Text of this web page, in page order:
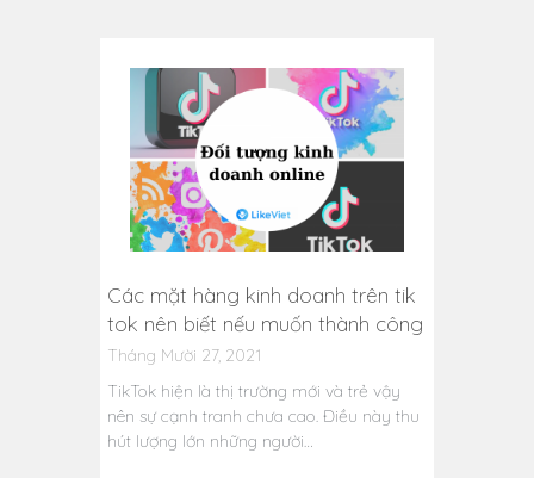
Các mặt hàng kinh doanh trên tik
tok nên biết nếu muốn thành công
Tháng Mười 27, 2021
TikTok hiện là thị trường mới và trẻ vậy
nên sự cạnh tranh chưa cao. Điều này thu
hút lượng lớn những người…